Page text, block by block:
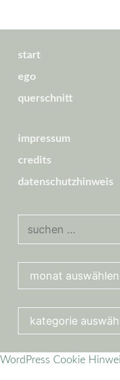
start
ego
querschnitt
impressum
credits
datenschutzhinweis
kategorien
WordPress Cookie